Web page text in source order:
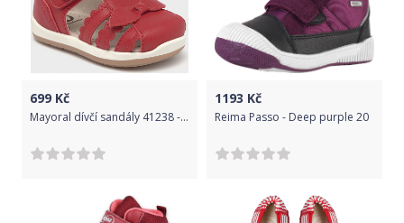
699 Kč
Mayoral dívčí sandály 41238 - 047 Velikost: 19
1193 Kč
Reima Passo - Deep purple 20